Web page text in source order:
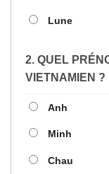
Lune
2. QUEL
VIETNAMIEN ?
Anh
Minh
Chau